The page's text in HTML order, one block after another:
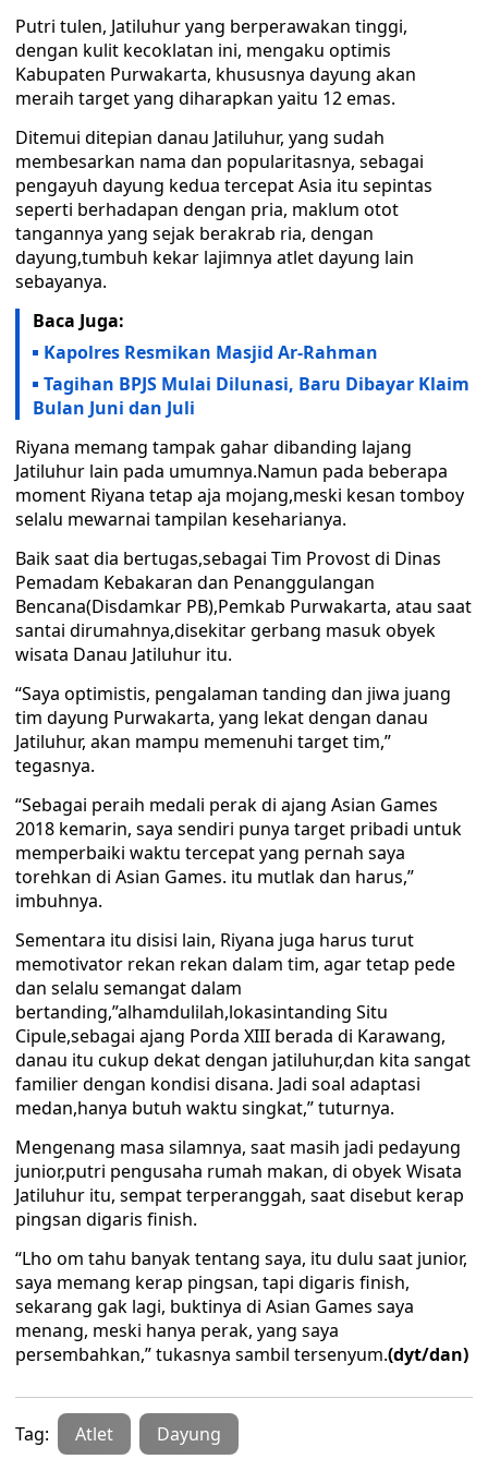
Putri tulen, Jatiluhur yang berperawakan tinggi,
dengan kulit kecoklatan ini, mengaku optimis
Kabupaten Purwakarta, khususnya dayung akan
meraih target yang diharapkan yaitu 12 emas.
Ditemui ditepian danau Jatiluhur, yang sudah
membesarkan nama dan popularitasnya, sebagai
pengayuh dayung kedua tercepat Asia itu sepintas
seperti berhadapan dengan pria, maklum otot
tangannya yang sejak berakrab ria, dengan
dayung,tumbuh kekar lajimnya atlet dayung lain
sebayanya.
Baca Juga:
Kapolres Resmikan Masjid Ar-Rahman
Tagihan BPJS Mulai Dilunasi, Baru Dibayar Klaim
Bulan Juni dan Juli
Riyana memang tampak gahar dibanding lajang
Jatiluhur lain pada umumnya.Namun pada beberapa
moment Riyana tetap aja mojang,meski kesan tomboy
selalu mewarnai tampilan keseharianya.
Baik saat dia bertugas,sebagai Tim Provost di Dinas
Pemadam Kebakaran dan Penanggulangan
Bencana(Disdamkar PB),Pemkab Purwakarta, atau saat
santai dirumahnya,disekitar gerbang masuk obyek
wisata Danau Jatiluhur itu.
“Saya optimistis, pengalaman tanding dan jiwa juang
tim dayung Purwakarta, yang lekat dengan danau
Jatiluhur, akan mampu memenuhi target tim,”
tegasnya.
“Sebagai peraih medali perak di ajang Asian Games
2018 kemarin, saya sendiri punya target pribadi untuk
memperbaiki waktu tercepat yang pernah saya
torehkan di Asian Games. itu mutlak dan harus,”
imbuhnya.
Sementara itu disisi lain, Riyana juga harus turut
memotivator rekan rekan dalam tim, agar tetap pede
dan selalu semangat dalam
bertanding,”alhamdulilah,lokasintanding Situ
Cipule,sebagai ajang Porda XIII berada di Karawang,
danau itu cukup dekat dengan jatiluhur,dan kita sangat
familier dengan kondisi disana. Jadi soal adaptasi
medan,hanya butuh waktu singkat,” tuturnya.
Mengenang masa silamnya, saat masih jadi pedayung
junior,putri pengusaha rumah makan, di obyek Wisata
Jatiluhur itu, sempat terperanggah, saat disebut kerap
pingsan digaris finish.
“Lho om tahu banyak tentang saya, itu dulu saat junior,
saya memang kerap pingsan, tapi digaris finish,
sekarang gak lagi, buktinya di Asian Games saya
menang, meski hanya perak, yang saya
persembahkan,” tukasnya sambil tersenyum.(dyt/dan)
Tag: Atlet Dayung